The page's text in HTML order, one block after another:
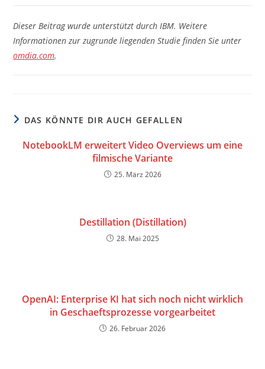
Dieser Beitrag wurde unterstützt durch IBM. Weitere
Informationen zur zugrunde liegenden Studie finden Sie unter
omdia.com.
DAS KÖNNTE DIR AUCH GEFALLEN
NotebookLM erweitert Video Overviews um eine
filmische Variante
25. März 2026
Destillation (Distillation)
28. Mai 2025
OpenAI: Enterprise KI hat sich noch nicht wirklich
in Geschaeftsprozesse vorgearbeitet
26. Februar 2026